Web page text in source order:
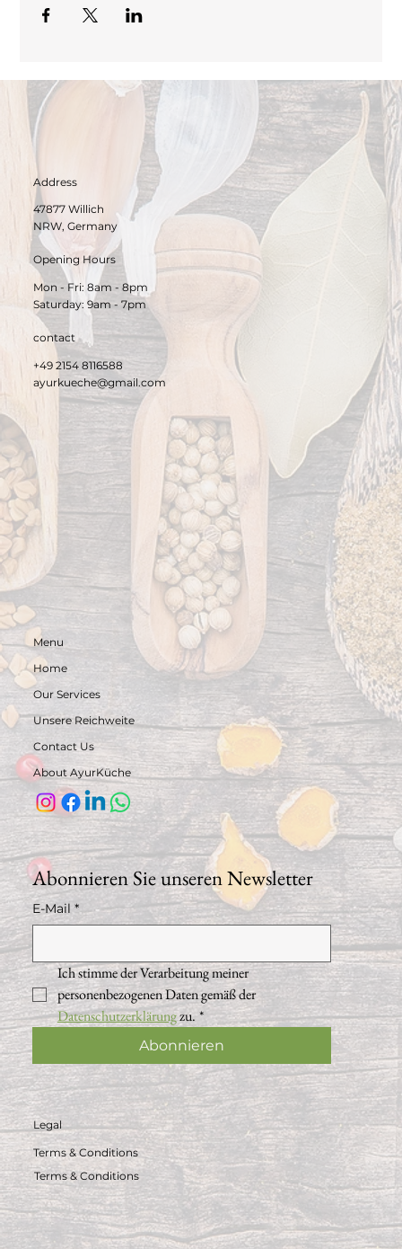
Address
47877 Willich
NRW, Germany
Opening Hours
Mon - Fri: 8am - 8pm
​Saturday: 9am - 7pm​
contact
+49 2154 8116588
ayurkueche@gmail.com
Abonnieren Sie unseren Newsletter
E-Mail *
Ich stimme der Verarbeitung meiner
personenbezogenen Daten gemäß der
Datenschutzerklärung zu. *
Abonnieren
Menu
Home
About AyurKüche
Our Services
Unsere Reichweite
Contact Us
Legal
Terms & Conditions
Terms & Conditions